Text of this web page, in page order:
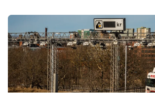
Läs mer